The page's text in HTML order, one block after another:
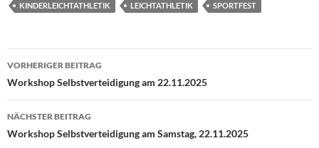
KINDERLEICHTATHLETIK LEICHTATHLETIK SPORTFEST
Beitragsnavigation
VORHERIGER BEITRAG
Workshop Selbstverteidigung am 22.11.2025
NÄCHSTER BEITRAG
Workshop Selbstverteidigung am Samstag, 22.11.2025